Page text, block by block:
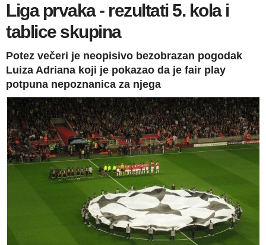
Liga prvaka - rezultati 5. kola i
tablice skupina
Potez večeri je neopisivo bezobrazan pogodak
Luiza Adriana koji je pokazao da je fair play
potpuna nepoznanica za njega